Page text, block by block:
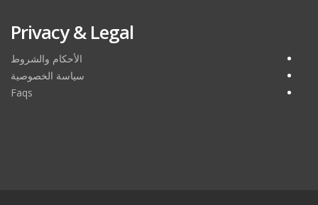
Privacy & Legal
الأحكام والشروط
سياسة الخصوصية
Faqs